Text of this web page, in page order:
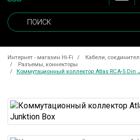
Интернет - магазин Hi-Fi
Кабели,
Разъемы, коннекторы
Коммутационный коллектор Atlas RCA-5 Din